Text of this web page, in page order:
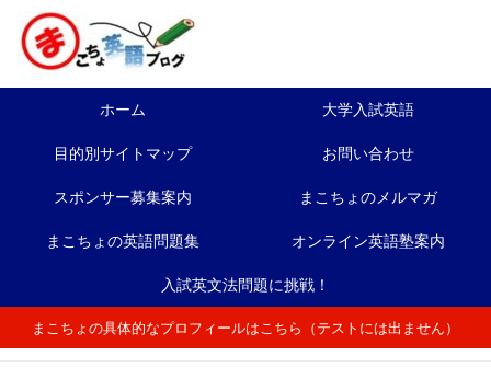
ホーム 大学入試英語
目的別サイトマップ お問い合わせ
スポンサー募集案内 まこちょのメルマガ
まこちょの英語問題集 オンライン英語塾案内
入試英文法問題に挑戦！
まこちょの具体的なプロフィールはこちら（テストには出ません）